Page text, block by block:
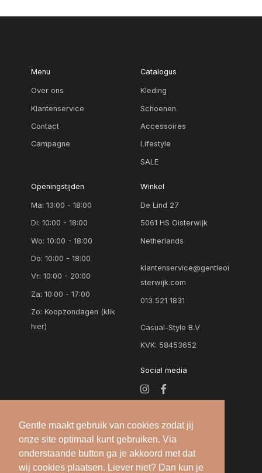
Gentle maakt gebruik van cookies zodat jij
onze site optimaal kunt gebruiken. Via
onderstaande button ga je akkoord met dat
wij cookies plaatsen. Liever niet? Dan kun je
Menu
Over ons
Klantenservice
Contact
Campagne
Catalogus
Kleding
Schoenen
Accessoires
Lifestyle
SALE
Openingstijden
Ma: 13:00 - 18:00
Di: 10:00 - 18:00
Wo: 10:00 - 18:00
Do: 10:00 - 18:00
Vr: 10:00 - 20:00
Za: 10:00 - 17:00
Zo:Koopzondagen (klik
hier)
Winkel
De Lind 27
5061 HS Oisterwijk
Netherlands
klantenservice@gentleoi
sterwijk.com
013 521 1831
Casual-Style B.V
KVK: 58453652
Social media